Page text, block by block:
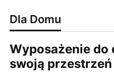
Dla Domu
Wyposażenie do
swoją